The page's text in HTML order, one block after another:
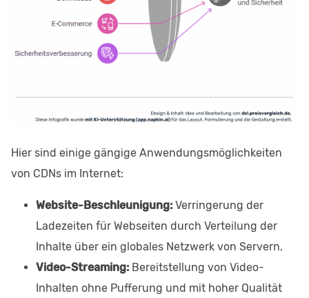
Hier sind einige gängige Anwendungsmöglichkeiten
von CDNs im Internet:
Website-Beschleunigung: Verringerung der
Ladezeiten für Webseiten durch Verteilung der
Inhalte über ein globales Netzwerk von Servern.
Video-Streaming: Bereitstellung von Video-
Inhalten ohne Pufferung und mit hoher Qualität